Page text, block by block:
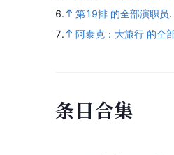
6.
第19排 的全部演职员.
7.
阿泰克：大旅行 的全
条目合集